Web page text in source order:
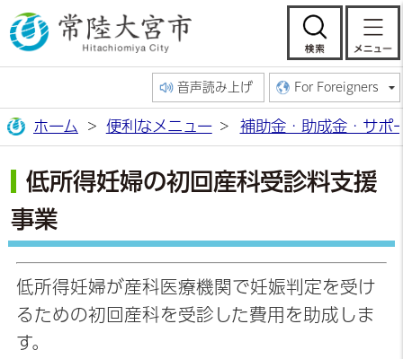
常陸大宮市公
検
音声読み上げ For Foreigners
ホーム 便利なメニュー 補助金・助成金・サポ
低所得妊婦の初回産科受診料支援
事業
低所得妊婦が産科医療機関で妊娠判定を受け
るための初回産科を受診した費用を助成しま
す。